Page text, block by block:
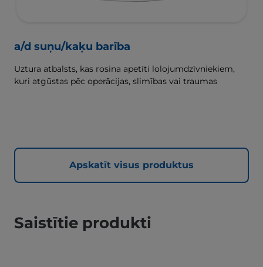
a/d suņu/kaķu barība
Uztura atbalsts, kas rosina apetīti lolojumdzīvniekiem,
kuri atgūstas pēc operācijas, slimības vai traumas
Apskatīt visus produktus
Saistītie produkti